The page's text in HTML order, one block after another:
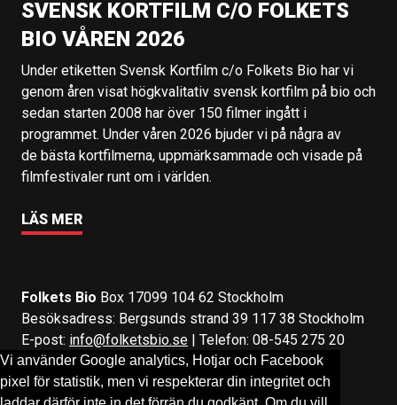
Vi använder Google analytics, Hotjar och Facebook
pixel för statistik, men vi respekterar din integritet och
SVENSK KORTFILM C/O FOLKETS
BIO VÅREN 2026
Under etiketten Svensk Kortfilm c/o Folkets Bio har vi
genom åren visat högkvalitativ svensk kortfilm på bio och
sedan starten 2008 har över 150 filmer ingått i
programmet. Under våren 2026 bjuder vi på några av
de bästa kortfilmerna, uppmärksammade och visade på
filmfestivaler runt om i världen.
LÄS MER
Folkets Bio Box 17099 104 62 Stockholm
Besöksadress: Bergsunds strand 39 117 38 Stockholm
E-post: info@folketsbio.se | Telefon: 08-545 275 20
Följ oss på:Facebook&Instagram